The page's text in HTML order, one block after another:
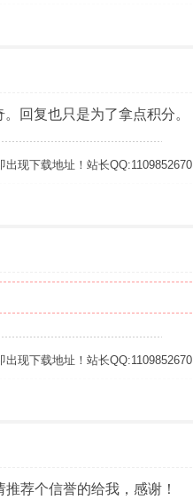
回复也只是为了拿点积分。
现下载地址！站长QQ:1109852670
现下载地址！站长QQ:1109852670
荐个信誉的给我，感谢！